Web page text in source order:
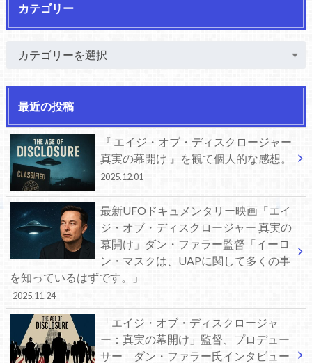
カテゴリー
最近の投稿
『 エイジ・オブ・ディスクロージャー
真実の幕開け 』を観て個人的な感想。
2025.12.01
最新UFOドキュメンタリー映画「エイ
ジ・オブ・ディスクロージャー 真実の
幕開け」ダン・ファラー監督「イーロ
ン・マスクは、UAPに関して多くの事
を知っているはずです。」
2025.11.24
「エイジ・オブ・ディスクロージャ
ー：真実の幕開け」監督、プロデュー
サー ダン・ファラー氏インタビュー